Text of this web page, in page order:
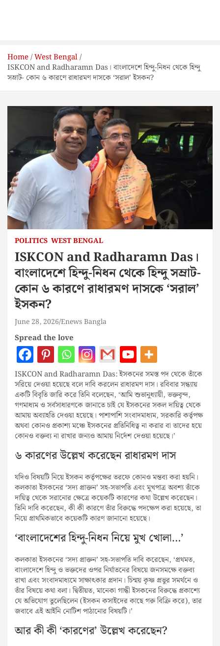
Home West Bengal
ISKCON and Radharamn Das। বাংলাদেশে হিন্দু-নিধন থেকে হিন্দু
সম্রাট- কোন ৬ কারণে রাধারমণ দাসকে ‘সরাল’ ইসকন?
POLITICS WEST BENGAL
ISKCON and Radharamn Das।
বাংলাদেশে হিন্দু-নিধন থেকে হিন্দু সম্রাট-
কোন ৬ কারণে রাধারমণ দাসকে ‘সরাল’
ইসকন?
June 28, 2026 Enews Bangla
Spread the love
ISKCON and Radharamn Das: ইসকনের সমস্ত পদ থেকে তাঁকে
সরিয়ে দেওয়া হয়েছে বলে দাবি করলেন রাধারমণ দাস। রবিবার সন্ধ্যায়
একটি বিবৃতি জারি করে তিনি বলেছেন, ‘আমি শুভানুধ্যায়ী, ভক্তবৃন্দ,
গণমাধ্যম ও সর্বসাধারণকে জানাতে চাই যে ইসকনের সকল দায়িত্ব থেকে
আমায় অব্যাহতি দেওয়া হয়েছে। পাশাপাশি সংবাদমাধ্যম, সরকারি কর্তৃপক্ষ
অথবা কোনও প্রকাশ্য মঞ্চে ইসকনের প্রতিনিধিত্ব না করার বা তাদের হয়ে
কোনও বক্তব্য না রাখার জন্যও আমায় নির্দেশ দেওয়া হয়েছে।’
৬ কারণের উল্লেখ করেছেন রাধারমণ দাস
যদিও বিষয়টি নিয়ে ইসকন কর্তৃপক্ষের তরফে কোনও মন্তব্য করা হয়নি।
কলকাতা ইসকনের ‘সদ্য প্রাক্তন’ সহ-সভাপতি এবং মুখপাত্র অবশ্য তাঁকে
দায়িত্ব থেকে সরানোর ক্ষেত্রে কয়েকটি কারণের কথা উল্লেখ করেছেন।
তিনি দাবি করেছেন, কী কী কারণে তাঁর বিরুদ্ধে পদক্ষেপ করা হয়েছে, তা
নিয়ে প্রাথমিকভাবে কয়েকটি কারণ জানানো হয়েছে।
‘বাংলাদেশের হিন্দু-নিধন নিয়ে মুখ খোলা…’
কলকাতা ইসকনের ‘সদ্য প্রাক্তন’ সহ-সভাপতি দাবি করেছেন, ‘প্রথমত,
বাংলাদেশে হিন্দু ও ভক্তদের ওপর নির্যাতনের বিষয়ে জনসমক্ষে বক্তব্য
রাখা এবং সংবাদমাধ্যমে সাক্ষাৎকার প্রদান। চিন্ময় কৃষ্ণ প্রভুর সমর্থনে ও
তাঁর বিষয়ে কথা বলা। দ্বিতীয়ত, মানেকা গান্ধী ইসকনের বিরুদ্ধে প্রকাশ্যে
যে অভিযোগ তুলেছিলেন (ইসকন কসাইদের কাছে গরু বিক্রি করে), তার
জবাবে এই আইনি নোটিশ পাঠানোর বিষয়টি।’
আর কী কী ‘কারণের’ উল্লেখ করেছেন?